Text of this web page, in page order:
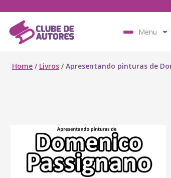
Menu
Home / Livros /Apresentando pinturas de